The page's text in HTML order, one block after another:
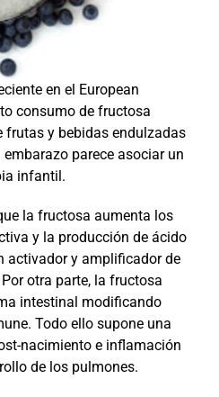
en el European
consumo de fructosa
frutas y bebidas endulzadas
parece asociar un
infantil.
la fructosa aumenta los
y la producción de ácido
activador y amplificador de
otra parte, la fructosa
intestinal modificando
Todo ello supone una
nacimiento e inflamación
de los pulmones.